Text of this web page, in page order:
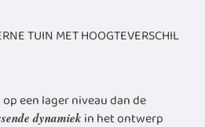
TUIN MET HOOGTEVERSCHIL
een lager niveau dan de
dynamiekin het ontwerp